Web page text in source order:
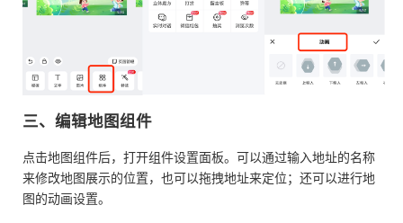
三、编辑地图组件
点击地图组件后，打开组件设置面板。可以通过输入地址的名称
来修改地图展示的位置，也可以拖拽地址来定位；还可以进行地
图的动画设置。